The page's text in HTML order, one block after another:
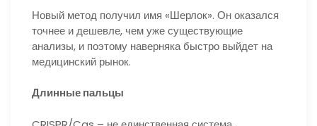
Новый метод получил имя «Шерлок». Он оказался
точнее и дешевле, чем уже существующие
анализы, и поэтому наверняка быстро выйдет на
медицинский рынок.
Длинные пальцы